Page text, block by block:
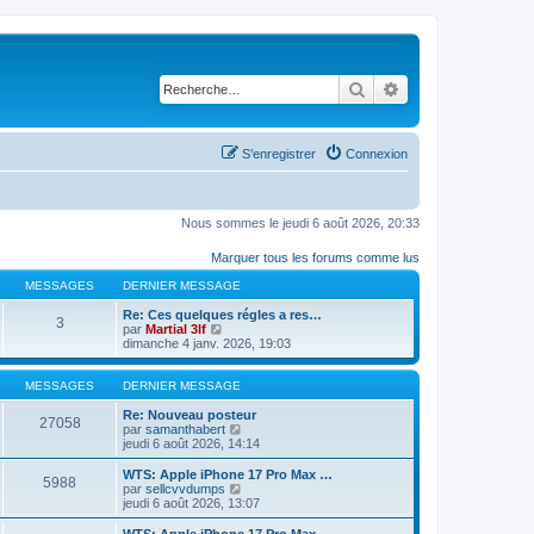
Rechercher
Connexion
S’enregistrer
Nous sommes le jeudi 6 août 2026, 20:33
Marquer tous les forums comme lus
MESSAGES DERNIER MESSAGE
3
Re: Ces quelques régles a res…
par Martial 3lf
o
i
r
l
e
d
e
n
i
e
dimanche 4 janv. 2026, 19:03
MESSAGES DERNIER MESSAGE
27058
Re: Nouveau posteur
par samanthabert
o
i
r
e
e
jeudi 6 août 2026, 14:14
5988
WTS: Apple iPhone 17 Pro Max …
par sellcvvdumps
o
i
r
jeudi 6 août 2026, 13:07